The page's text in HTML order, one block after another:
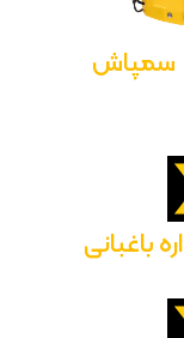
سمپاش
اره باغبانی